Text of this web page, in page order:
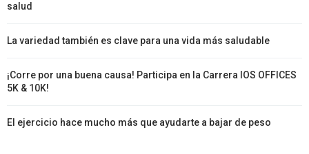
salud
La variedad también es clave para una vida más saludable
¡Corre por una buena causa! Participa en la Carrera IOS OFFICES
5K & 10K!
El ejercicio hace mucho más que ayudarte a bajar de peso